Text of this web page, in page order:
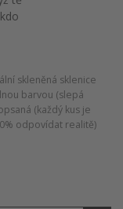
skleněná sklenice
barvou (slepá
(každý kus je
odpovídat realitě)